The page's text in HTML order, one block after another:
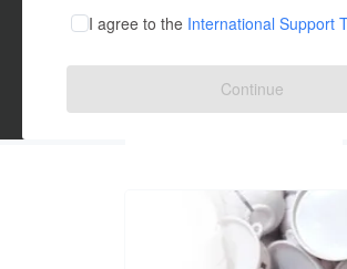
映像・映画
ビジネス・起
まちづくり・
I agree to the International Support
Continue